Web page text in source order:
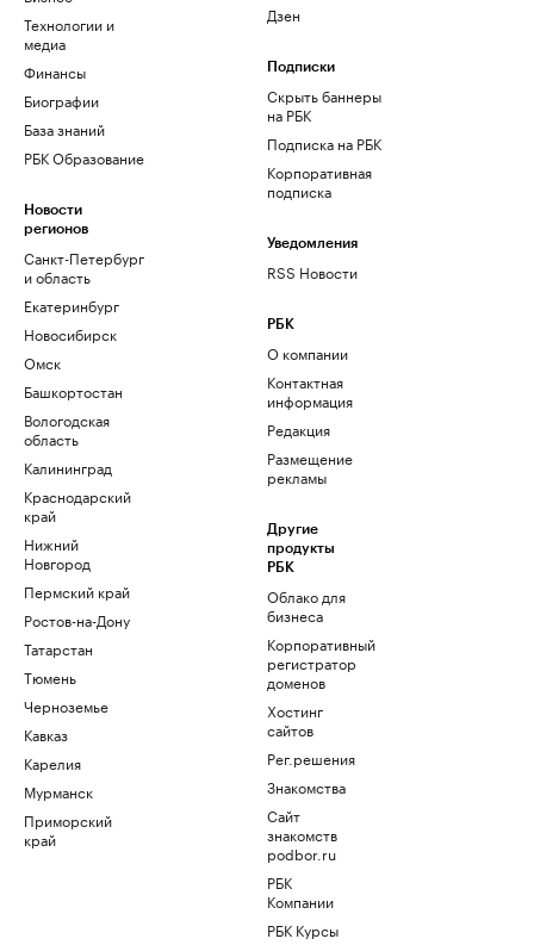
Технологии и
медиа
Финансы
Биографии
База знаний
РБК Образование
Новости
регионов
Санкт-Петербург
и область
Екатеринбург
Новосибирск
Омск
Башкортостан
Вологодская
область
Калининград
Краснодарский
край
Нижний
Новгород
Пермский край
Ростов-на-Дону
Татарстан
Тюмень
Черноземье
Кавказ
Карелия
Мурманск
Приморский
край
Дзен
Подписки
Скрыть баннеры
на РБК
Подписка на РБК
Корпоративная
подписка
Уведомления
RSS Новости
РБК
О компании
Контактная
информация
Редакция
Размещение
рекламы
Другие
продукты
РБК
Облако для
бизнеса
Корпоративный
регистратор
доменов
Хостинг
сайтов
Рег.решения
Знакомства
Сайт
знакомств
podbor.ru
РБК
Компании
РБК Курсы